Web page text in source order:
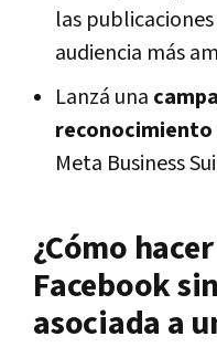
las
audiencia más
Lanzá una
reconocimiento
Meta Business
¿Cómo
Facebook
asociada a